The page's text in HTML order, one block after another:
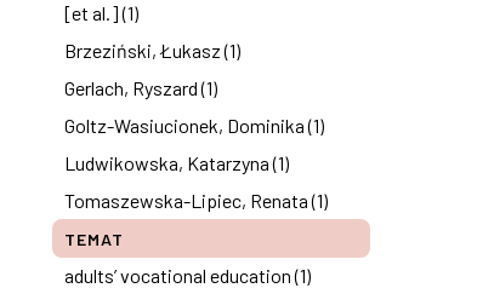
[et al.] (1)
Brzeziński, Łukasz (1)
Gerlach, Ryszard (1)
Goltz-Wasiucionek, Dominika (1)
Ludwikowska, Katarzyna (1)
Tomaszewska-Lipiec, Renata (1)
TEMAT
adults’ vocational education (1)